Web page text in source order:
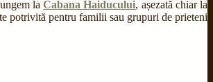
laCabana Haiducului, așezată chiar la
potrivită pentru familii sau grupuri de prieteni